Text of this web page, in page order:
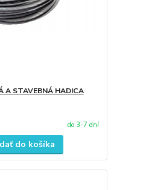
A STAVEBNÁ HADICA
do 3-7 dní
do košíka